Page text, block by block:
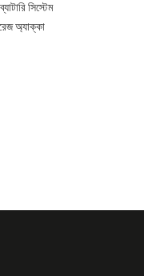
সিস্টেম
অ্যাক্কা